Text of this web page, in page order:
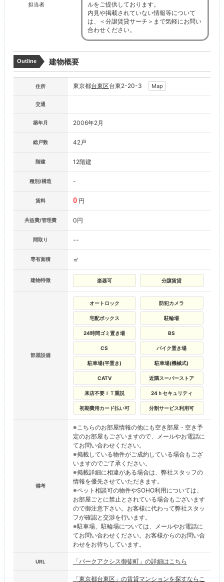
担当者
ルをご提供しております。
内見や掲載されていない情報等について
は、＜分譲賃貸サーチ＞まで気軽にお問い
合わせください。
Outline 建物概要
住所 東京都台東区台東2-20-3 Map
交通
築年月 2006年2月
総戸数 42戸
階建 12階建
種別/構造 -
賃料 0 円
共益費/管理費 0円
間取り --
専有面積 ㎡
建物特徴 楽器可 分譲賃貸
部屋設備
オートロック 防犯カメラ
宅配ボックス 駐輪場
24時間ゴミ置き場 BS
CS バイク置き場
駐車場(平置き) 駐車場(機械式)
CATV 近隣スーパーストア
来店不要ＩＴ重説 24ｈセキュリティ
初期費用カード払い可 分割サービス利用可
備考
※こちらのお部屋情報の他にも空き部屋・空き予
定のお部屋もございますので、メールやお電話に
てお問い合わせください。
※掲載している物件がご成約している場合もござ
いますのでご了承ください。
※掲載詳細に相違がある場合は、弊社スタッフの
情報を優先させていただきます。
※ペット相談可の物件やSOHO利用については、
お部屋ごとに禁止とされている場合もございます
ので御注意下さい。お客様に代わって弊社スタッ
フが確認と交渉を行います。
※駐車場、駐輪場については、メールやお電話に
てお問い合わせください。お客様からのお問い合
わせをお待ちしています。
URL 「パークアクシス御徒町」の詳細はこちら
「東京都台東区」の賃貸マンションを探すならこ